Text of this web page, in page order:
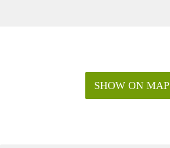
SHOW ON MAP